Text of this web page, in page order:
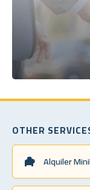
OTHER
Alquiler